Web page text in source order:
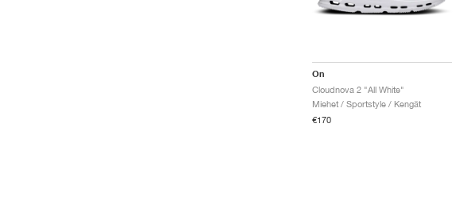
On
Cloudnova 2 "All White"
Miehet / Sportstyle / Kengät
€170